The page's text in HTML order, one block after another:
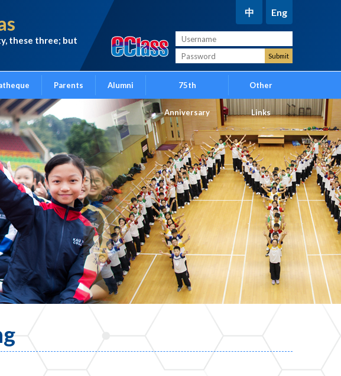
these three; but
中 Eng
Parents Alumni 75th
Anniversary
Other
Links